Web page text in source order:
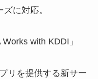
に対応。
Works with KDDI」
リを提供する新サー